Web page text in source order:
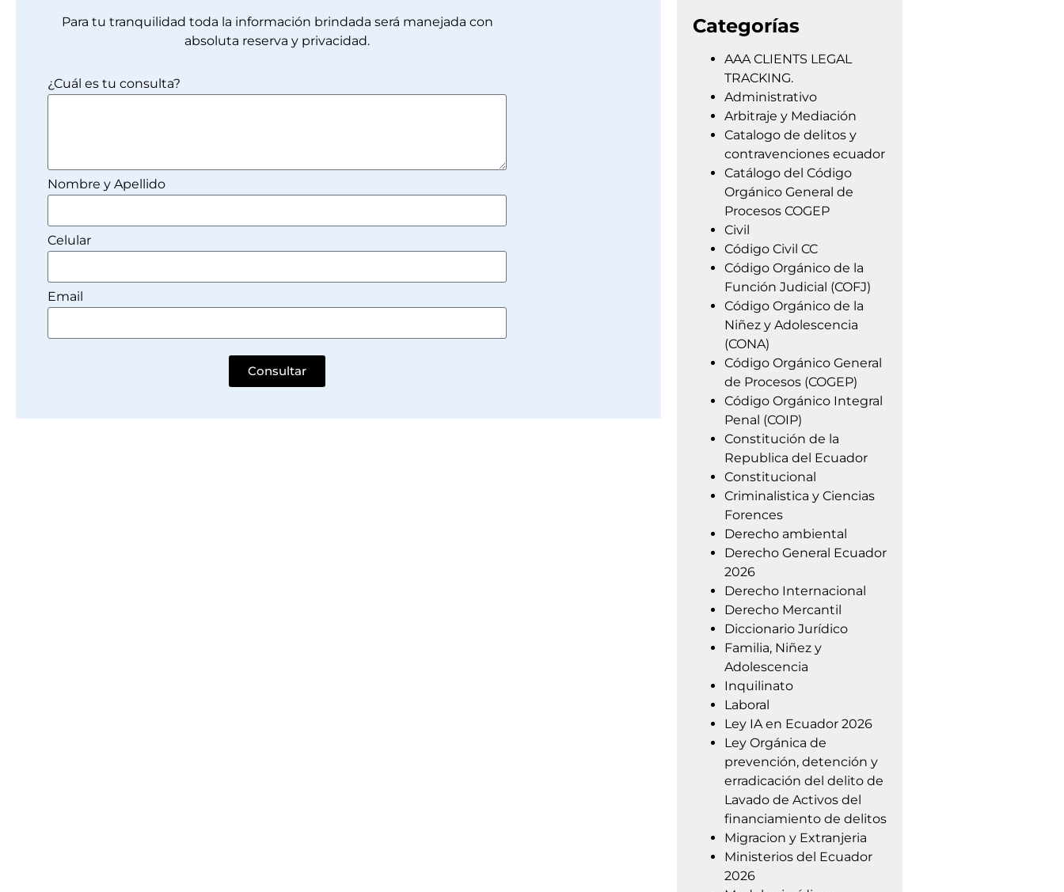
Para tu tranquilidad toda la información brindada será manejada con
absoluta reserva y privacidad.
¿Cuál es tu consulta?
Nombre y Apellido
Celular
Email
Consultar
Categorías
AAA CLIENTS LEGAL
TRACKING.
Administrativo
Arbitraje y Mediación
Catalogo de delitos y
contravenciones ecuador
Catálogo del Código
Orgánico General de
Procesos COGEP
Civil
Código Civil CC
Código Orgánico de la
Función Judicial (COFJ)
Código Orgánico de la
Niñez y Adolescencia
(CONA)
Código Orgánico General
de Procesos (COGEP)
Código Orgánico Integral
Penal (COIP)
Constitución de la
Republica del Ecuador
Constitucional
Criminalistica y Ciencias
Forences
Derecho ambiental
Derecho General Ecuador
2026
Derecho Internacional
Derecho Mercantil
Diccionario Jurídico
Familia, Niñez y
Adolescencia
Inquilinato
Laboral
Ley IA en Ecuador 2026
Ley Orgánica de
prevención, detención y
erradicación del delito de
Lavado de Activos del
financiamiento de delitos
Migracion y Extranjeria
Ministerios del Ecuador
2026